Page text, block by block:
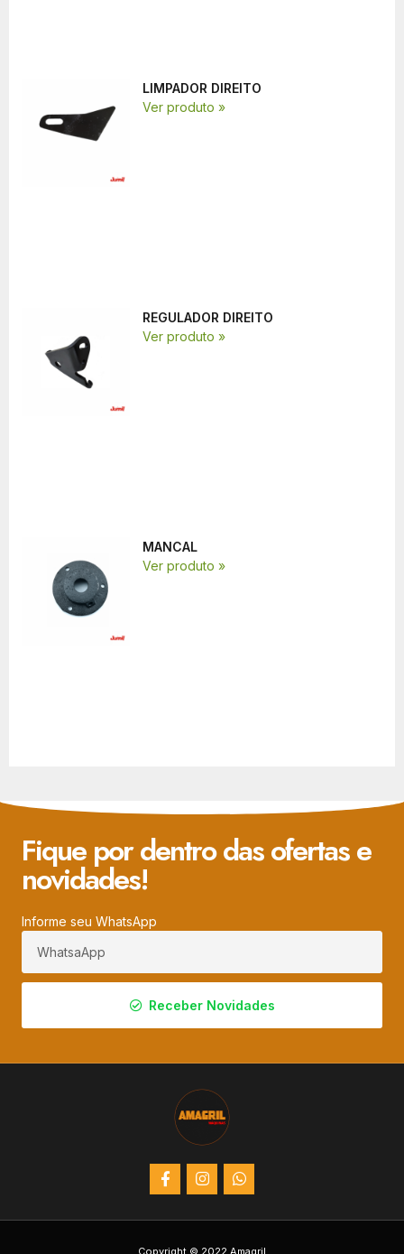
LIMPADOR DIREITO
Ver produto »
REGULADOR DIREITO
Ver produto »
MANCAL
Ver produto »
Fique por dentro das ofertas e
novidades!
Informe seu WhatsApp
Receber Novidades
Copyright © 2022 Amagril